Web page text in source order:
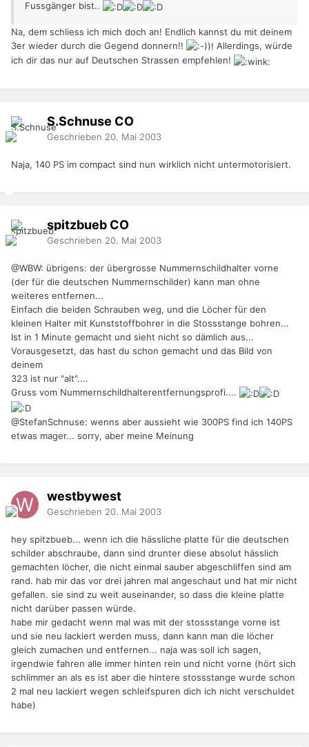
Fussgänger bist..
Na, dem schliess ich mich doch an! Endlich kannst du mit deinem
3er wieder durch die Gegend donnern!!
Allerdings, würde
ich dir das nur auf Deutschen Strassen empfehlen!
S.Schnuse CO
Geschrieben 20. Mai 2003
Naja, 140 PS im compact sind nun wirklich nicht untermotorisiert.
spitzbueb CO
Geschrieben 20. Mai 2003
@WBW: übrigens: der übergrosse Nummernschildhalter vorne
(der für die deutschen Nummernschilder) kann man ohne
weiteres entfernen...
Einfach die beiden Schrauben weg, und die Löcher für den
kleinen Halter mit Kunststoffbohrer in die Stossstange bohren...
Ist in 1 Minute gemacht und sieht nicht so dämlich aus...
Vorausgesetzt, das hast du schon gemacht und das Bild von
deinem
323 ist nur "alt"....
Gruss vom Nummernschildhalterentfernungsprofi....
@StefanSchnuse: wenns aber aussieht wie 300PS find ich 140PS
etwas mager... sorry, aber meine Meinung
westbywest
Geschrieben 20. Mai 2003
hey spitzbueb... wenn ich die hässliche platte für die deutschen
schilder abschraube, dann sind drunter diese absolut hässlich
gemachten löcher, die nicht einmal sauber abgeschliffen sind am
rand. hab mir das vor drei jahren mal angeschaut und hat mir nicht
gefallen. sie sind zu weit auseinander, so dass die kleine platte
nicht darüber passen würde.
habe mir gedacht wenn mal was mit der stossstange vorne ist
und sie neu lackiert werden muss, dann kann man die löcher
gleich zumachen und entfernen... naja was soll ich sagen,
irgendwie fahren alle immer hinten rein und nicht vorne (hört sich
schlimmer an als es ist aber die hintere stossstange wurde schon
2 mal neu lackiert wegen schleifspuren dich ich nicht verschuldet
habe)